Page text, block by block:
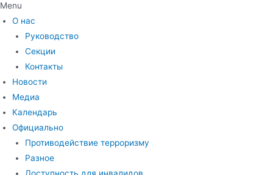
Menu
О нас
Руководство
Секции
Контакты
Новости
Медиа
Календарь
Официально
Противодействие терроризму
Разное